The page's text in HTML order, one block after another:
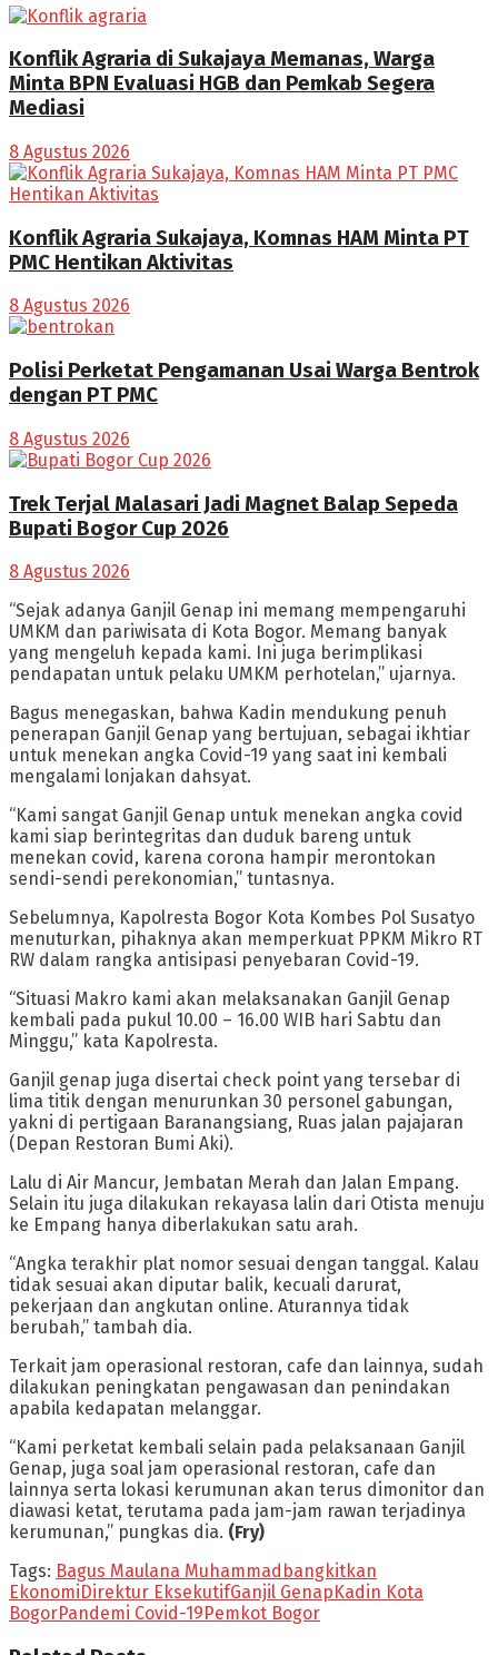
Konflik Agraria di Sukajaya Memanas, Warga
Minta BPN Evaluasi HGB dan Pemkab Segera
Mediasi
8 Agustus 2026
Konflik Agraria Sukajaya, Komnas HAM Minta PT
PMC Hentikan Aktivitas
8 Agustus 2026
Polisi Perketat Pengamanan Usai Warga Bentrok
dengan PT PMC
8 Agustus 2026
Trek Terjal Malasari Jadi Magnet Balap Sepeda
Bupati Bogor Cup 2026
8 Agustus 2026
“Sejak adanya Ganjil Genap ini memang mempengaruhi
UMKM dan pariwisata di Kota Bogor. Memang banyak
yang mengeluh kepada kami. Ini juga berimplikasi
pendapatan untuk pelaku UMKM perhotelan,” ujarnya.
Bagus menegaskan, bahwa Kadin mendukung penuh
penerapan Ganjil Genap yang bertujuan, sebagai ikhtiar
untuk menekan angka Covid-19 yang saat ini kembali
mengalami lonjakan dahsyat.
“Kami sangat Ganjil Genap untuk menekan angka covid
kami siap berintegritas dan duduk bareng untuk
menekan covid, karena corona hampir merontokan
sendi-sendi perekonomian,” tuntasnya.
Sebelumnya, Kapolresta Bogor Kota Kombes Pol Susatyo
menuturkan, pihaknya akan memperkuat PPKM Mikro RT
RW dalam rangka antisipasi penyebaran Covid-19.
“Situasi Makro kami akan melaksanakan Ganjil Genap
kembali pada pukul 10.00 – 16.00 WIB hari Sabtu dan
Minggu,” kata Kapolresta.
Ganjil genap juga disertai check point yang tersebar di
lima titik dengan menurunkan 30 personel gabungan,
yakni di pertigaan Baranangsiang, Ruas jalan pajajaran
(Depan Restoran Bumi Aki).
Lalu di Air Mancur, Jembatan Merah dan Jalan Empang.
Selain itu juga dilakukan rekayasa lalin dari Otista menuju
ke Empang hanya diberlakukan satu arah.
“Angka terakhir plat nomor sesuai dengan tanggal. Kalau
tidak sesuai akan diputar balik, kecuali darurat,
pekerjaan dan angkutan online. Aturannya tidak
berubah,” tambah dia.
Terkait jam operasional restoran, cafe dan lainnya, sudah
dilakukan peningkatan pengawasan dan penindakan
apabila kedapatan melanggar.
“Kami perketat kembali selain pada pelaksanaan Ganjil
Genap, juga soal jam operasional restoran, cafe dan
lainnya serta lokasi kerumunan akan terus dimonitor dan
diawasi ketat, terutama pada jam-jam rawan terjadinya
kerumunan,” pungkas dia. (Fry)
Tags: Bagus Maulana Muhammad bangkitkan
Ekonomi Direktur EksekutifGanjil Genap Kadin Kota
BogorPandemi Covid-19 Pemkot Bogor